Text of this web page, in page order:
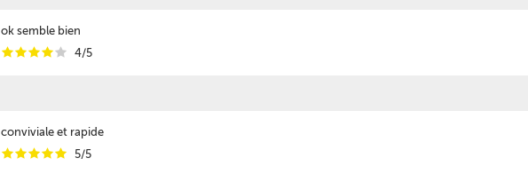
ok semble bien
iiiii 4/5
conviviale et rapide
iiiii 5/5